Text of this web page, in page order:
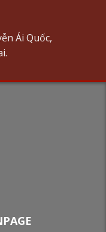
Ái Quốc,